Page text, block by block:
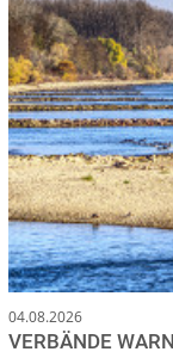
04.08.2026
VERBÄNDE